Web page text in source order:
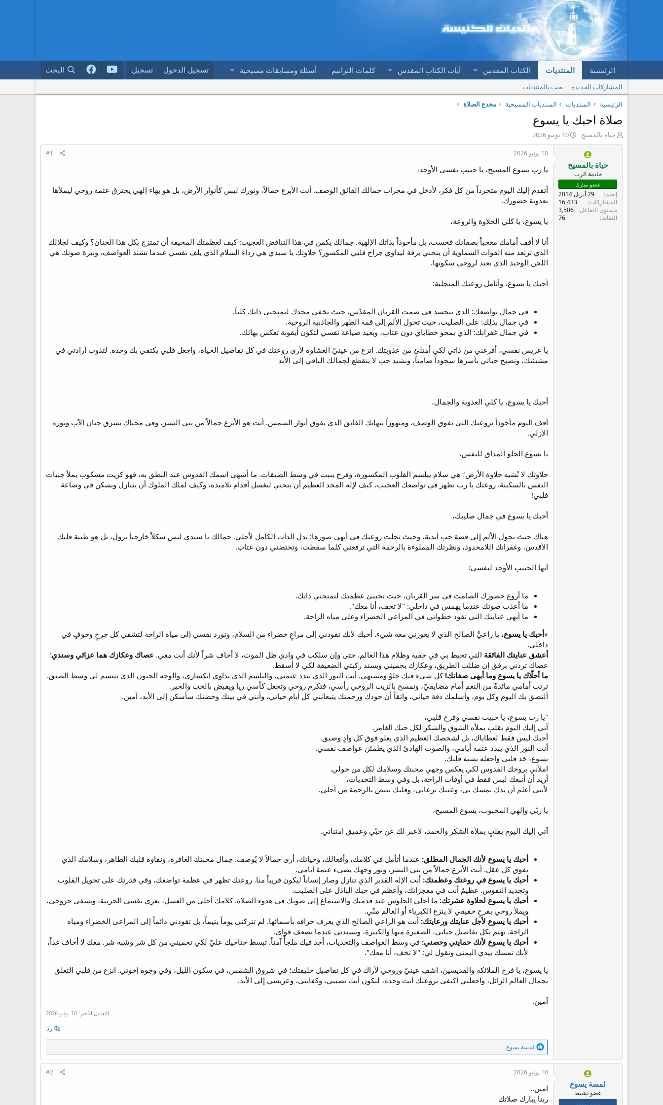
الرئيسية المنتديات الكتاب المقدس آيات الكتاب المقدس كلمات الترانيم أسئلة ومسابقات مسيحية تسجيل الدخول تسجيل البحث
المشاركات الجديدة
بحث بالمنتديات
الرئيسية
المنتديات المنتديات المسيحية مخدع الصلاة
صلاة احبك يا يسوع
ب
ا
ل
م
و
ض
و
ع
حياة بالمسيح
ت
ا
خ
ا
ل
ب
د
ء
10 يونيو 2026
حياة بالمسيح
خادمة الرب
عضو مبارك
إنضم
29 أبريل 2014
المشاركات
16,433
مستوى التفاعل
3,506
النقاط
76
10 يونيو 2026 #1
يا رب يسوع المسيح، يا حبيب نفسي الأوحد،
أتقدم إليك اليوم متجرداً من كل فكر، لأدخل في محراب جمالك الفائق الوصف. أنت الأبرع جمالاً، ونورك ليس كأنوار الأرض، بل هو بهاء إلهي يخترق عتمة روحي ليملأها
بعذوبة حضورك.
يا يسوع، يا كلي الحلاوة والروعة،
أنا لا أقف أمامك معجباً بصفاتك فحسب، بل مأخوذاً بذاتك الإلهية. جمالك يكمن في هذا التناقض العجيب: كيف لعظمتك المخيفة أن تمتزج بكل هذا الحنان؟ وكيف لجلالك
الذي ترتعد منه القوات السماوية أن ينحني برقة ليداوي جراح قلبي المكسور؟ حلاوتك يا سيدي هي رداء السلام الذي يلف نفسي عندما تشتد العواصف، ونبرة صوتك هي
اللحن الوحيد الذي يعيد لروحي سكونها.
أحبك يا يسوع، وأتأمل روعتك المتجلية:
في جمال تواضعك: الذي يتجسد في صمت القربان المقدّس، حيث تخفي مجدك لتمنحني ذاتك كلياً.
في جمال بذلِك: على الصليب، حيث تحول الألم إلى قمة الطهر والجاذبية الروحية.
في جمال غفرانك: الذي يمحو خطاياي دون عتاب، ويعيد صياغة نفسي لتكون أيقونة تعكس بهائك.
يا عريس نفسي، أفرغني من ذاتي لكي أمتلئ من عذوبتك. انزع من عينيّ الغشاوة لأرى روعتك في كل تفاصيل الحياة، واجعل قلبي يكتفي بك وحده. لتذوب إرادتي في
مشيئتك، وتصبح حياتي بأسرها سجوداً صامتاً، ونشيد حب لا ينقطع لجمالك الباقي إلى الأبد
أحبك يا يسوع، يا كلي العذوبة والجمال،
أقف اليوم مأخوذاً بروعتك التي تفوق الوصف، ومبهوراً ببهائك الفائق الذي يفوق أنوار الشمس. أنت هو الأبرع جمالاً من بني البشر، وفي محياك يشرق حنان الآب ونوره
الأزلي.
يا يسوع الحلو المذاق للنفس،
حلاوتك لا تُشبه حلاوة الأرض؛ هي سلام يبلسم القلوب المكسورة، وفرح ينبت في وسط الضيقات. ما أشهى اسمك القدوس عند النطق به، فهو كزيت مسكوب يملأ جنبات
النفس بالسكينة. روعتك يا رب تظهر في تواضعك العجيب، كيف لإله المجد العظيم أن ينحني ليغسل أقدام تلاميذه، وكيف لملك الملوك أن يتنازل ويسكن في وضاعة
قلبي!
أحبك يا يسوع في جمال صليبك،
هناك حيث تحول الألم إلى قصة حب أبدية، وحيث تجلت روعتك في أبهى صورها: بذل الذات الكامل لأجلي. جمالك يا سيدي ليس شكلاً خارجياً يزول، بل هو طيبة قلبك
الأقدس، وغفرانك اللامحدود، ونظرتك المملوءة بالرحمة التي ترفعني كلما سقطت، وتحتضني دون عتاب.
أيها الحبيب الأوحد لنفسي:
ما أروع حضورك الصامت في سر القربان، حيث تختبئ عظمتك لتمنحني ذاتك.
ما أعذب صوتك عندما يهمس في داخلي: "لا تخف، أنا معك".
ما أبهى عنايتك التي تقود خطواتي في المراعي الخضراء وعلى مياه الراحة.
«أحبك يا يسوع، يا راعيَّ الصالح الذي لا يعوزني معه شيء. أحبك لأنك تقودني إلى مراعٍ خضراء من السلام، وتورد نفسي إلى مياه الراحة لتشفي كل جرحٍ وخوفٍ في
داخلي.
أعشق عنايتك الفائقة التي تحيط بي في خفية وظلام هذا العالم. حتى وإن سلكت في وادي ظل الموت، لا أخاف شراً لأنك أنت معي. عصاك وعكازك هما عزائي وسندي؛
عصاك تردني برفق إن ضللت الطريق، وعكازك يحميني ويسند ركبتي الضعيفة لكي لا أسقط.
ما أحلّاك يا يسوع وما أبهى صفاتك! كل شيء فيك حلوٌ ومشتهى. أنت النور الذي يبدد عتمتي، والبلسم الذي يداوي انكساري، والوجه الحنون الذي يبتسم لي وسط الضيق.
ترتب أمامي مائدةً من النعم أمام مضايقيّ، وتمسح بالزيت الروحي رأسي، فتكرم روحي وتجعل كأسي ريا ويفيض بالحب والخير.
ألتصق بك اليوم وكل يوم، وأسلمك دفة حياتي، واثقاً أن جودك ورحمتك يتبعانني كل أيام حياتي، وأنني في بيتك وحضنك سأسكن إلى الأبد، آمين.
"يا رب يسوع، يا حبيب نفسي وفرح قلبي،
آتي إليك اليوم بقلب يملأه الشوق والشكر لكل حبك الغامر.
أحبك ليس فقط لعطاياك، بل لشخصك العظيم الذي يعلو فوق كل وادٍ وضيق.
أنت النور الذي يبدد عتمة أيامي، والصوت الهادئ الذي يطمئن عواصف نفسي.
يسوع، خذ قلبي واجعله يشبه قلبك.
املأني بروحك القدوس لكي يعكس وجهي محبتك وسلامك لكل من حولي.
أريد أن أتبعك ليس فقط في أوقات الراحة، بل وفي وسط التحديات،
لأنني أعلم أن يدك تمسك بي، وعينك ترعاني، وقلبك ينبض بالرحمة من أجلي.
يا ربّي وإلهي المحبوب، يسوع المسيح،
آتي إليك اليوم بقلبٍ يملأه الشكر والحمد، لأعبر لك عن حبّي وعميق امتناني.
أحبك يا يسوع لأنك الجمال المطلق: عندما أتأمل في كلامك، وأفعالك، وحياتك، أرى جمالاً لا يُوصف. جمال محبتك الغافرة، ونقاوة قلبك الطاهر، وسلامك الذي
يفوق كل عقل. أنت الأبرع جمالاً من بني البشر، ونور وجهك يضيء عتمة أيامي.
أحبك يا يسوع في روعتك وعظمتك: أنت الإله القدير الذي تنازل وصار إنساناً ليكون قريباً منا. روعتك تظهر في عظمة تواضعك، وفي قدرتك على تحويل القلوب
وتجديد النفوس. عظيمٌ أنت في معجزاتك، وأعظم في حبك الباذل على الصليب.
أحبك يا يسوع لحلاوة عشرتك: ما أحلى الجلوس عند قدميك والاستماع إلى صوتك في هدوء الصلاة. كلامك أحلى من العسل، يعزي نفسي الحزينة، ويشفي جروحي،
ويملأ روحي بفرحٍ حقيقي لا ينزع الكبرياء أو العالم منّي.
أحبك يا يسوع لأجل عنايتك ورعايتك: أنت هو الراعي الصالح الذي يعرف خرافه بأسمائها. لم تتركنى يوماً يتيماً، بل تقودني دائماً إلى المراعى الخضراء ومياه
الراحة. تهتم بكل تفاصيل حياتي، الصغيرة منها والكبيرة، وتسندني عندما تضعف قواي.
أحبك يا يسوع لأنك حمايتي وحصني: في وسط العواصف والتحديات، أجد فيك ملجأً آمناً. تبسط جناحيك عليّ لكي تحميني من كل شر وشبه شر. معك لا أخاف غداً،
لأنك تمسك بيدي اليمنى وتقول لي: "لا تخف، أنا معك".
يا يسوع، يا فرح الملائكة والقديسين، اشفِ عينيّ وروحي لأراك في كل تفاصيل خليقتك؛ في شروق الشمس، في سكون الليل، وفي وجوه إخوتي. انزع من قلبي التعلق
بجمال العالم الزائل، واجعلني أكتفي بروعتك أنت وحده، لتكون أنت نصيبي، وكفايتي، وعريسي إلى الأبد.
آمين.
التعديل الأخير: 10 يونيو 2026
رد
ا
ل
ت
ف
ا
ل
ا
لمسة يسوع
لمسة يسوع
عضو نشيط
عضو نشيط
10 يونيو 2026 #2
امين..
ربنا يبارك صلاتك